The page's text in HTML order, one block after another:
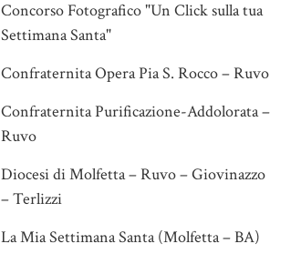
Concorso Fotografico "Un Click sulla tua
Settimana Santa"
Confraternita Opera Pia S. Rocco – Ruvo
Confraternita Purificazione-Addolorata –
Ruvo
Diocesi di Molfetta – Ruvo – Giovinazzo
– Terlizzi
La Mia Settimana Santa (Molfetta – BA)